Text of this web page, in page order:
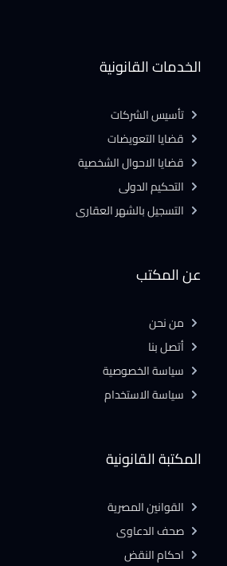
المكتبة القانونية
القوانين المصرية
صحف الدعاوى
احكام النقض
عن المكتب
من نحن
أتصل بنا
سياسة الخصوصية
سياسة الاستخدام
الخدمات القانونية
تأسيس الشركات
قضايا التعويضات
قضايا الاحوال الشخصية
التحكيم الدولى
التسجيل بالشهر العقارى